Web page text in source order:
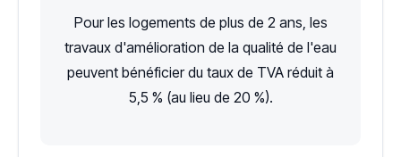
Pour les logements de plus de 2 ans, les
travaux d'amélioration de la qualité de l'eau
peuvent bénéficier du taux de TVA réduit à
5,5 % (au lieu de 20 %).